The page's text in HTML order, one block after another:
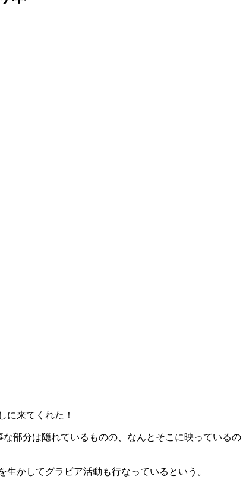
に来てくれた！
部分は隠れているものの、なんとそこに映っているの
かしてグラビア活動も行なっているという。